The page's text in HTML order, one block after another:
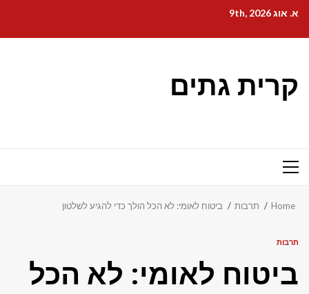
content
א. אוג 9th, 2026
קרית גתים
Primary
Home תרבות ביטוח לאומי: לא הכל הולך כדי להגיע לשלטון
תרבות
ביטוח לאומי: לא הכל